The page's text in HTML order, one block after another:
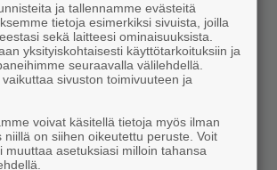
ja tallennamme evästeitä
tietoja esimerkiksi sivuista, joilla
sekä laitteesi ominaisuuksista.
yksityiskohtaisesti käyttötarkoituksiin ja
seuraavalla välilehdellä.
sivuston toimivuuteen ja
voivat käsitellä tietoja myös ilman
niillä on siihen oikeutettu peruste. Voit
muuttaa asetuksiasi milloin tahansa